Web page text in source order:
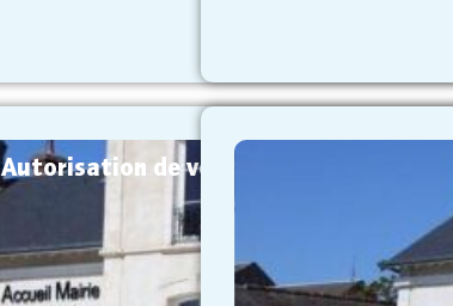
Autorisation de vente au déballage –